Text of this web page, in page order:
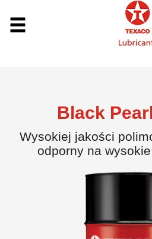
Black
Wysokiej jakości
odporny na